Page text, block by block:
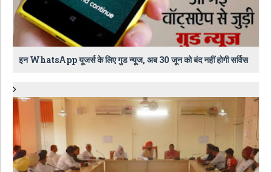
इन WhatsApp यूजर्स के लिए गुड न्यूज, अब 30 जून को बंद नहीं होगी सर्विस